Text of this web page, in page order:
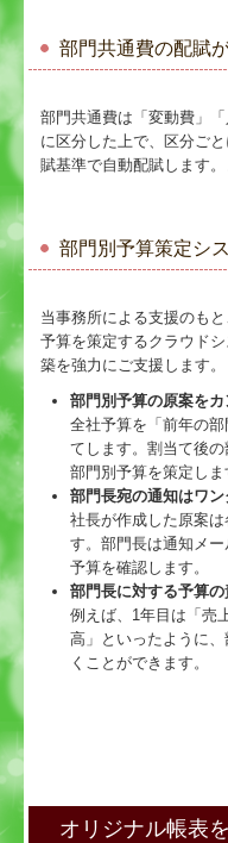
部門共通費の配賦
部門共通費は「変動費」
に区分した上で、区分ご
賦基準で自動配賦します
部門別予算策定シ
当事務所による支援のも
予算を策定するクラウド
築を強力にご支援します。
部門別予算の原案を
全社予算を「前年の
てします。割当て後
部門別予算を策定しま
部門長宛の通知はワン
社長が作成した原案
す。部門長は通知メ
予算を確認します。
部門長に対する予算
例えば、1年目は「売
高」といったように
くことができます。
オリジナル帳表